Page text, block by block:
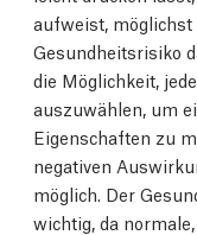
aufweist,
Gesundheitsrisiko
die Möglichkeit,
auszuwählen, um
Eigenschaften zu
negativen
möglich. Der
wichtig, da